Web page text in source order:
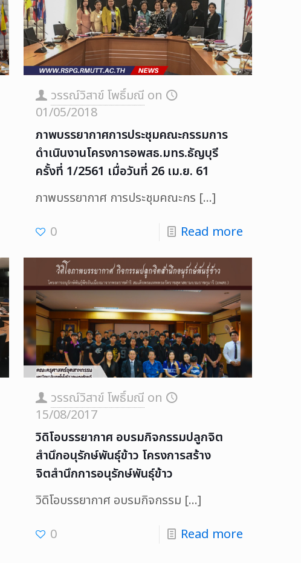
วรรณ์วิสาข์ โพธิ์มณี on
01/05/2018
ภาพบรรยากาศการประชุมคณะกรรมการ
ดำเนินงานโครงการอพสธ.มทร.ธัญบุรี
ครั้งที่ 1/2561 เมื่อวันที่ 26 เม.ย. 61
ภาพบรรยากาศ การประชุมคณะกร […]
0
Read more
วรรณ์วิสาข์ โพธิ์มณี on
15/08/2017
วิดิโอบรรยากาศ อบรมกิจกรรมปลูกจิต
สำนึกอนุรักษ์พันธุ์ข้าว โครงการสร้าง
จิตสำนึกการอนุรักษ์พันธุ์ข้าว
วิดิโอบรรยากาศ อบรมกิจกรรม […]
0
Read more